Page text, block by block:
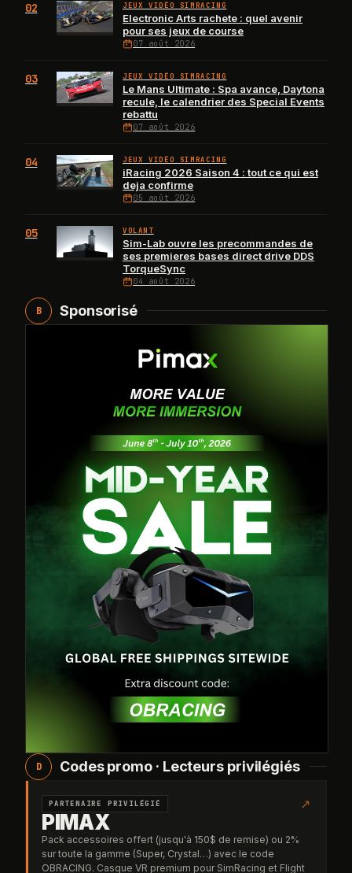
02 JEUX VIDÉO SIMRACING
Electronic Arts rachete : quel avenir
pour ses jeux de course
07 août 2026
03 JEUX VIDÉO SIMRACING
Le Mans Ultimate : Spa avance, Daytona
recule, le calendrier des Special Events
rebattu
07 août 2026
04 JEUX VIDÉO SIMRACING
iRacing 2026 Saison 4 : tout ce qui est
deja confirme
05 août 2026
05 VOLANT
Sim-Lab ouvre les precommandes de
ses premieres bases direct drive DDS
TorqueSync
04 août 2026
B Sponsorisé
D Codes promo · Lecteurs privilégiés
PARTENAIRE PRIVILÉGIÉ ↗
PIMAX
Pack accessoires offert (jusqu'à 150$ de remise) ou 2%
sur toute la gamme (Super, Crystal…) avec le code
OBRACING. Casque VR premium pour SimRacing et Flight